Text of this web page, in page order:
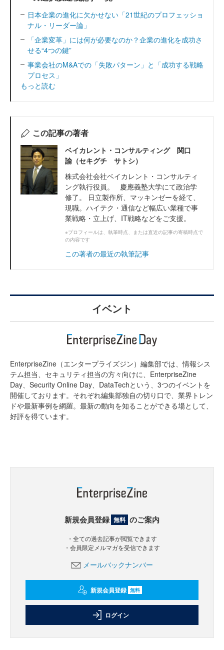
日本企業の進化に欠かせない「21世紀のプロフェッショ
ナル・リーダー論」
「企業変革」には何が必要なのか？企業の進化を成功さ
せる“4つの鍵”
事業会社のM&Aでの「失敗パターン」と「成功する戦略
プロセス」
もっと読む
この記事の著者
ベイカレント・コンサルティング 関口
諭（セキグチ サトシ）
株式会社会社ベイカレント・コンサルティ
ング執行役員。 慶應義塾大学にて政治学
修了。 日立製作所、マッキンゼーを経て、
現職。ハイテク・通信など幅広い業種で事
業戦略・立上げ、IT戦略などをご支援。
※プロフィールは、執筆時点、または直近の記事の寄稿時点で
の内容です
この著者の最近の執筆記事
イベント
EnterpriseZine（エンタープライズジン）編集部では、情報シス
テム担当、セキュリティ担当の方々向けに、EnterpriseZine
Day、Security Online Day、DataTechという、3つのイベントを
開催しております。それぞれ編集部独自の切り口で、業界トレン
ドや最新事例を網羅。最新の動向を知ることができる場として、
好評を得ています。
新規会員登録 無料 のご案内
・全ての過去記事が閲覧できます
・会員限定メルマガを受信できます
メールバックナンバー
新規会員登録 無料
ログイン